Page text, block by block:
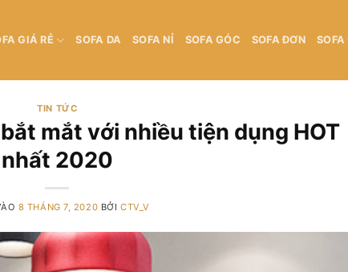
GIÁ RẺ SOFA DA SOFA NỈ SOFA GÓC SOFA ĐƠN
TIN TỨC
mắt với nhiều tiện dụng HOT
nhất 2020
8 THÁNG 7, 2020 BỞI CTV_V